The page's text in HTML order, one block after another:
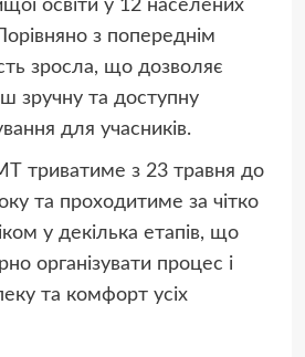
освіти у 12 населених
з попереднім
зросла, що дозволяє
зручну та доступну
для учасників.
триватиме з 23 травня до
та проходитиме за чітко
у декілька етапів, що
організувати процес і
та комфорт усіх